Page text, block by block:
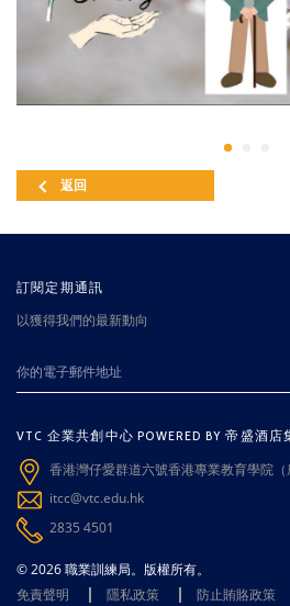
返回
訂閱定期通訊
以獲得我們的最新動向
VTC 企業共創中心 POWERED BY 帝盛酒店
香港灣仔愛群道六號香港專業教育學院
itcc@vtc.edu.hk
2835 4501
© 2026 職業訓練局。版權所有。
免責聲明
隱私政策 防止賄賂政策